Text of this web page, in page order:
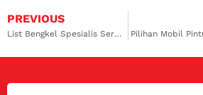
PREVIOUS
List Bengkel Spesialis Service AC Mobil Honda Freed Terpercaya!